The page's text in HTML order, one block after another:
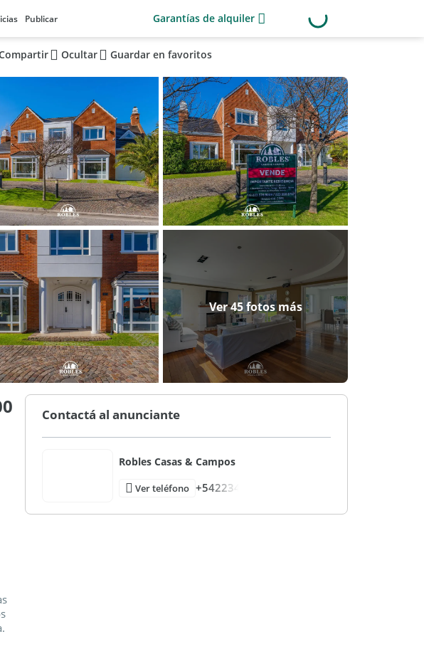
Publicar Garantías de alquiler
Ocultar Guardar en favoritos
Ver 45 fotos más
Contactá al anunciante
Robles Casas & Campos
Ver teléfono +542234